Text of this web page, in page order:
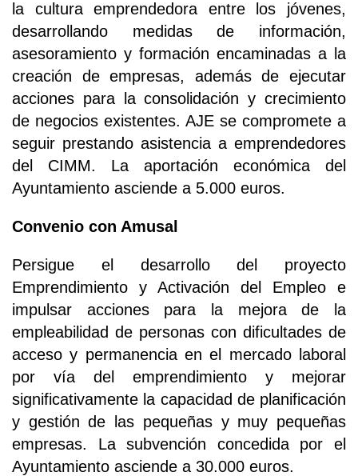
la cultura emprendedora entre los jóvenes,
desarrollando medidas de información,
asesoramiento y formación encaminadas a la
creación de empresas, además de ejecutar
acciones para la consolidación y crecimiento
de negocios existentes. AJE se compromete a
seguir prestando asistencia a emprendedores
del CIMM. La aportación económica del
Ayuntamiento asciende a 5.000 euros.
Convenio con Amusal
Persigue el desarrollo del proyecto
Emprendimiento y Activación del Empleo e
impulsar acciones para la mejora de la
empleabilidad de personas con dificultades de
acceso y permanencia en el mercado laboral
por vía del emprendimiento y mejorar
significativamente la capacidad de planificación
y gestión de las pequeñas y muy pequeñas
empresas. La subvención concedida por el
Ayuntamiento asciende a 30.000 euros.